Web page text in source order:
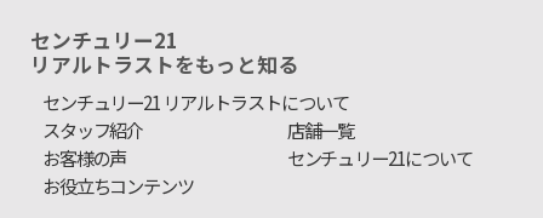
センチュリー21
リアルトラストをもっと知る
センチュリー21 リアルトラストについて
スタッフ紹介
店舗一覧
お客様の声
センチュリー21について
お役立ちコンテンツ